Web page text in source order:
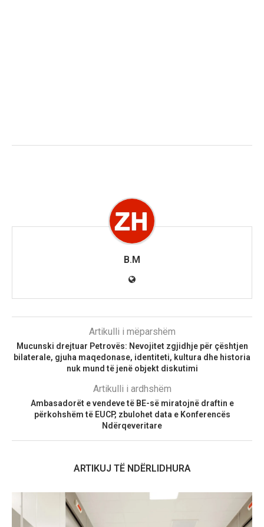
B.M
Artikulli i mëparshëm
Mucunski drejtuar Petrovës: Nevojitet zgjidhje për çështjen
bilaterale, gjuha maqedonase, identiteti, kultura dhe historia
nuk mund të jenë objekt diskutimi
Artikulli i ardhshëm
Ambasadorët e vendeve të BE-së miratojnë draftin e
përkohshëm të EUCP, zbulohet data e Konferencës
Ndërqeveritare
ARTIKUJ TË NDËRLIDHURA